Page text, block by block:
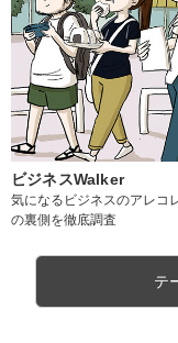
ビジネスWalker
気になるビジネスのアレコ
の裏側を徹底調査
テ